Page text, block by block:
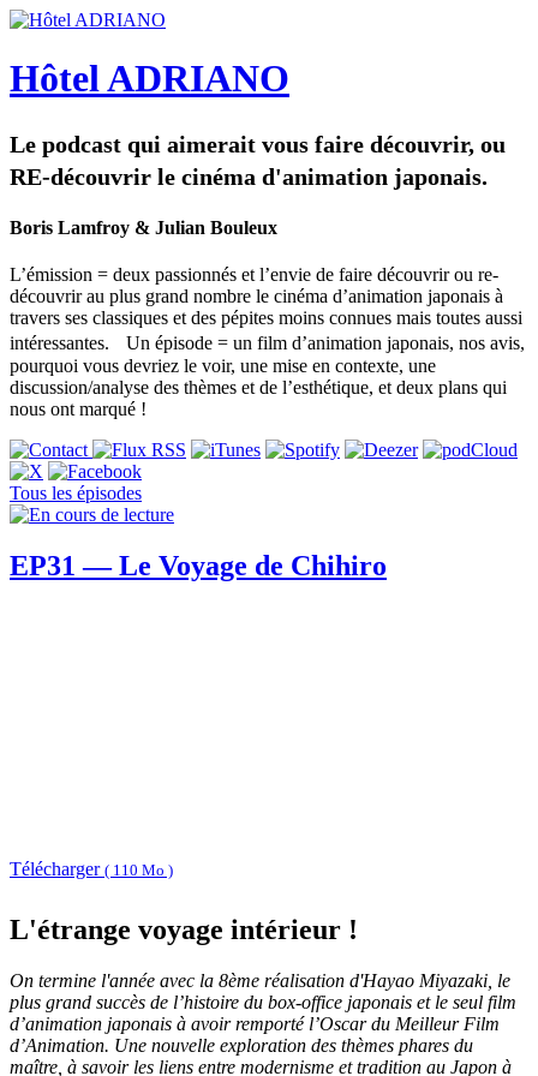
Hôtel ADRIANO
Le podcast qui aimerait vous faire découvrir, ou
RE-découvrir le cinéma d'animation japonais.
Boris Lamfroy & Julian Bouleux
L’émission = deux passionnés et l’envie de faire découvrir ou re-
découvrir au plus grand nombre le cinéma d’animation japonais à
travers ses classiques et des pépites moins connues mais toutes aussi
intéressantes. Un épisode = un film d’animation japonais, nos avis,
pourquoi vous devriez le voir, une mise en contexte, une
discussion/analyse des thèmes et de l’esthétique, et deux plans qui
nous ont marqué !
Tous les épisodes
EP31 — Le Voyage de Chihiro
Télécharger ( 110 Mo )
L'étrange voyage intérieur !
On termine l'année avec la 8ème réalisation d'Hayao Miyazaki, le
plus grand succès de l’histoire du box-office japonais et le seul film
d’animation japonais à avoir remporté l’Oscar du Meilleur Film
d’Animation. Une nouvelle exploration des thèmes phares du
maître, à savoir les liens entre modernisme et tradition au Japon à